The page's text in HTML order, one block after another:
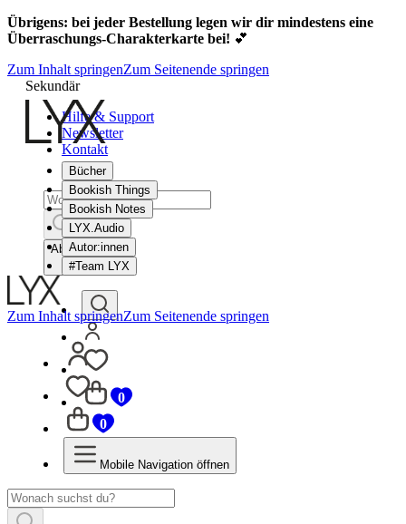
Übrigens: bei jeder Bestellung legen wir dir mindestens eine
Überraschungs-Charakterkarte bei! 💕
Zum Inhalt springenZum Seitenende springen
Sekundär
Hilfe & Support
Newsletter
Kontakt
Bücher
Bookish Things
Bookish Notes
LYX.Audio
Autor:innen
#Team LYX
0
Abbrechen
Zum Inhalt springenZum Seitenende springen
0
Mobile Navigation öffnen